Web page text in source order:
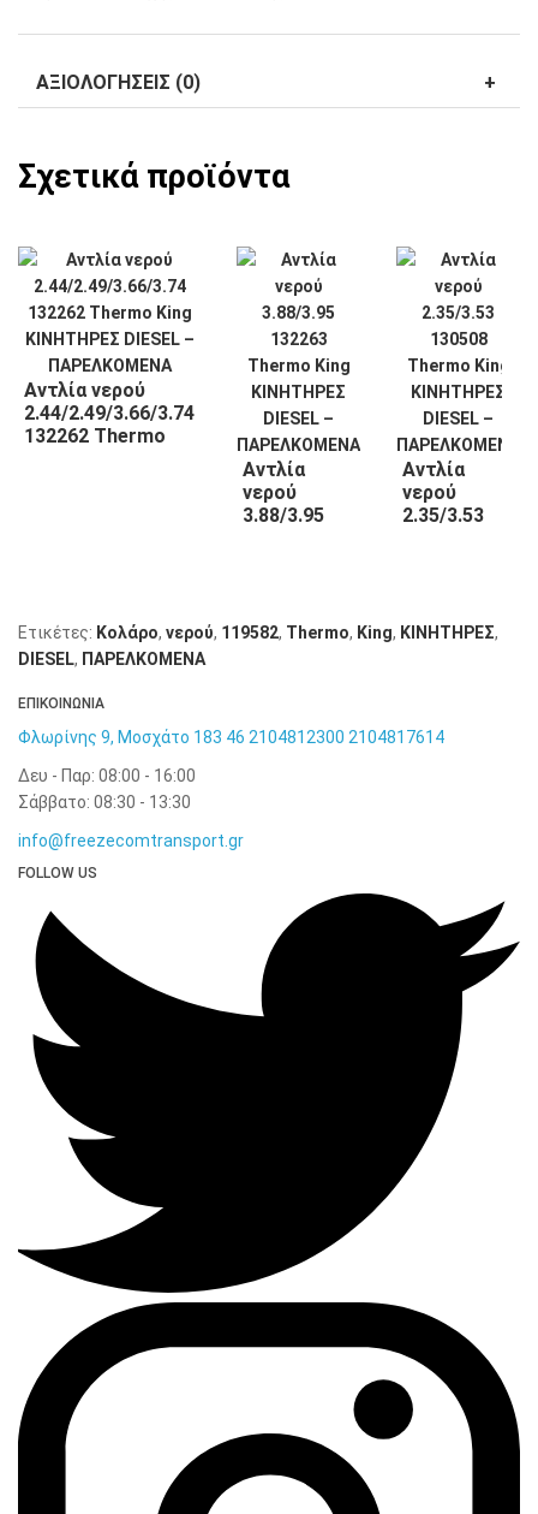
ΑΞΙΟΛΟΓΉΣΕΙΣ (0)
Σχετικά προϊόντα
Αντλία νερού
2.44/2.49/3.66/3.74
132262 Thermo
Αντλία
νερού
3.88/3.95
Αντλία
νερού
2.35/3.53
Ετικέτες: Κολάρο, νερού, 119582, Thermo, King, KΙΝΗΤΗΡΕΣ,
DIESEL, ΠΑΡΕΛΚΟΜΕΝΑ
ΕΠΙΚΟΙΝΩΝΙΑ
Φλωρίνης 9, Μοσχάτο 183 46 2104812300 2104817614
Δευ - Παρ: 08:00 - 16:00
Σάββατο: 08:30 - 13:30
info@freezecomtransport.gr
FOLLOW US